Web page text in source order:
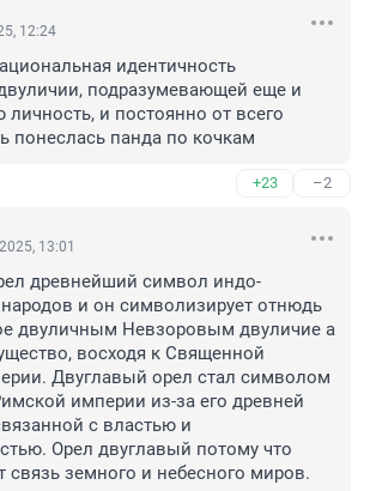
12:24
идентичность
подразумевающей еще и
личность, и постоянно от всего
понеслась панда по кочкам
+23 –2
13:01
древнейший символ индо-
и он символизирует отнюдь
двуличным Невзоровым двуличие а
восходя к Священной
Двуглавый орел стал символом
империи из-за его древней
с властью и
Орел двуглавый потому что
связь земного и небесного миров.